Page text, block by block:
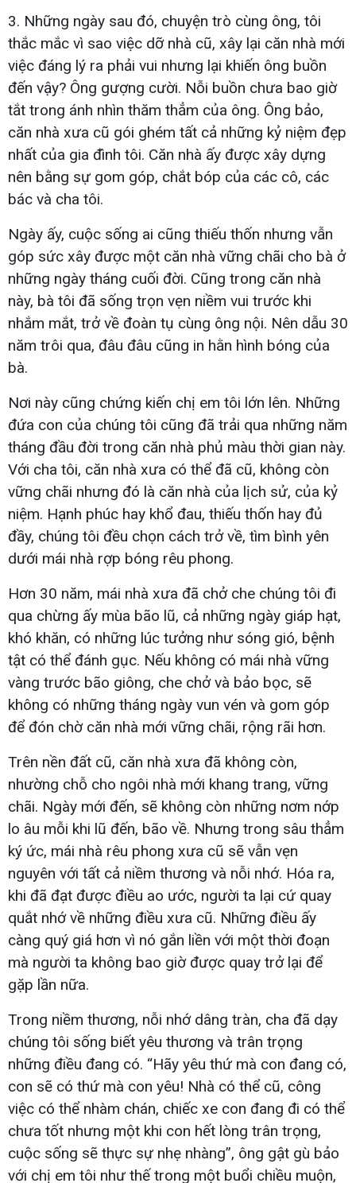
3. Những ngày sau đó, chuyện trò cùng ông, tôi
thắc mắc vì sao việc dỡ nhà cũ, xây lại căn nhà mới
việc đáng lý ra phải vui nhưng lại khiến ông buồn
đến vậy? Ông gượng cười. Nỗi buồn chưa bao giờ
tắt trong ánh nhìn thăm thẳm của ông. Ông bảo,
căn nhà xưa cũ gói ghém tất cả những kỷ niệm đẹp
nhất của gia đình tôi. Căn nhà ấy được xây dựng
nên bằng sự gom góp, chắt bóp của các cô, các
bác và cha tôi.
Ngày ấy, cuộc sống ai cũng thiếu thốn nhưng vẫn
góp sức xây được một căn nhà vững chãi cho bà ở
những ngày tháng cuối đời. Cũng trong căn nhà
này, bà tôi đã sống trọn vẹn niềm vui trước khi
nhắm mắt, trở về đoàn tụ cùng ông nội. Nên dẫu 30
năm trôi qua, đâu đâu cũng in hằn hình bóng của
bà.
Nơi này cũng chứng kiến chị em tôi lớn lên. Những
đứa con của chúng tôi cũng đã trải qua những năm
tháng đầu đời trong căn nhà phủ màu thời gian này.
Với cha tôi, căn nhà xưa có thể đã cũ, không còn
vững chãi nhưng đó là căn nhà của lịch sử, của kỷ
niệm. Hạnh phúc hay khổ đau, thiếu thốn hay đủ
đầy, chúng tôi đều chọn cách trở về, tìm bình yên
dưới mái nhà rợp bóng rêu phong.
Hơn 30 năm, mái nhà xưa đã chở che chúng tôi đi
qua chừng ấy mùa bão lũ, cả những ngày giáp hạt,
khó khăn, có những lúc tưởng như sóng gió, bệnh
tật có thể đánh gục. Nếu không có mái nhà vững
vàng trước bão giông, che chở và bảo bọc, sẽ
không có những tháng ngày vun vén và gom góp
để đón chờ căn nhà mới vững chãi, rộng rãi hơn.
Trên nền đất cũ, căn nhà xưa đã không còn,
nhường chỗ cho ngôi nhà mới khang trang, vững
chãi. Ngày mới đến, sẽ không còn những nơm nớp
lo âu mỗi khi lũ đến, bão về. Nhưng trong sâu thẳm
ký ức, mái nhà rêu phong xưa cũ sẽ vẫn vẹn
nguyên với tất cả niềm thương và nỗi nhớ. Hóa ra,
khi đã đạt được điều ao ước, người ta lại cứ quay
quắt nhớ về những điều xưa cũ. Những điều ấy
càng quý giá hơn vì nó gắn liền với một thời đoạn
mà người ta không bao giờ được quay trở lại để
gặp lần nữa.
Trong niềm thương, nỗi nhớ dâng tràn, cha đã dạy
chúng tôi sống biết yêu thương và trân trọng
những điều đang có. “Hãy yêu thứ mà con đang có,
con sẽ có thứ mà con yêu! Nhà có thể cũ, công
việc có thể nhàm chán, chiếc xe con đang đi có thể
chưa tốt nhưng một khi con hết lòng trân trọng,
cuộc sống sẽ thực sự nhẹ nhàng”, ông gật gù bảo
với chị em tôi như thế trong một buổi chiều muộn,